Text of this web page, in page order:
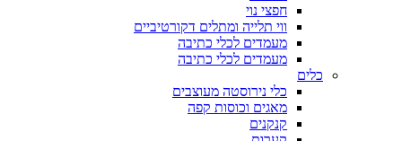
חפצי נוי
ווי תלייה ומתלים דקורטיביים
מעמדים לכלי כתיבה
מעמדים לכלי כתיבה
כלים
כלי נירוסטה מעוצבים
מאגים וכוסות קפה
קנקנים